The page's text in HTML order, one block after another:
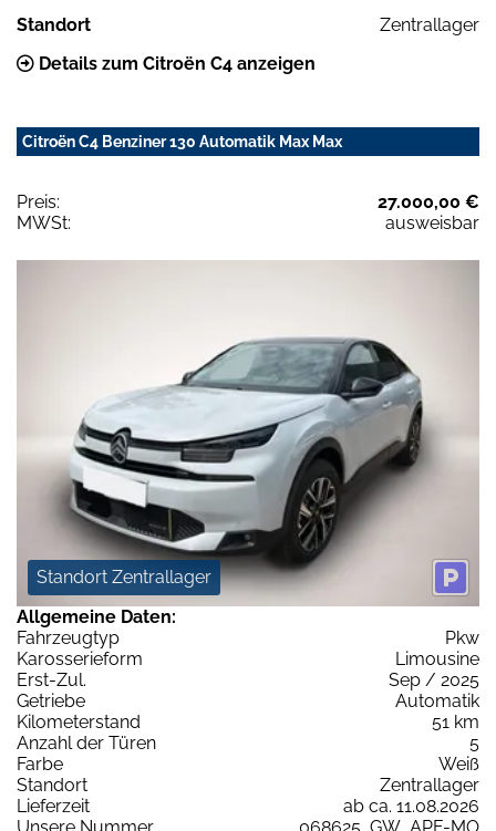
Standort
Zentrallager
Details zum Citroën C4 anzeigen
Citroën C4 Benziner 130 Automatik Max Max
Preis:
27.000,00 €
MWSt:
ausweisbar
Standort Zentrallager
Allgemeine Daten:
Fahrzeugtyp
Pkw
Karosserieform
Limousine
Erst-Zul.
Sep / 2025
Getriebe
Automatik
Kilometerstand
51 km
Anzahl der Türen
5
Farbe
Weiß
Standort
Zentrallager
Lieferzeit
ab ca. 11.08.2026